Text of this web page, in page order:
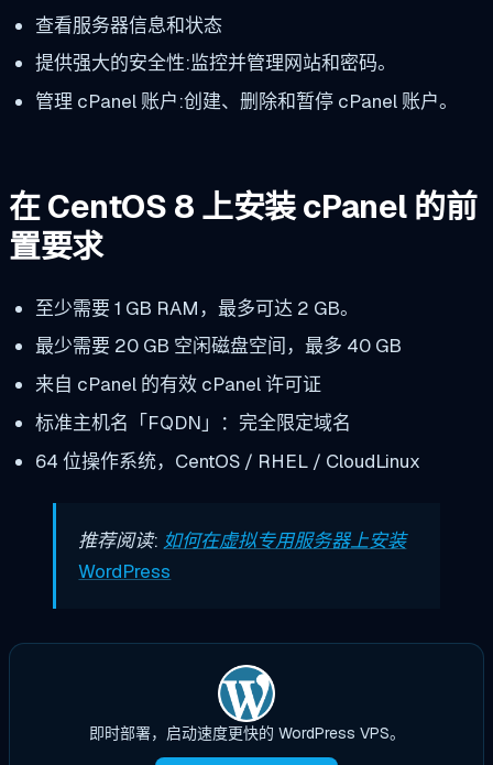
查看服务器信息和状态
提供强大的安全性:监控并管理网站和密码。
管理 cPanel 账户:创建、删除和暂停 cPanel 账户。
在 CentOS 8 上安装 cPanel 的前
置要求
至少需要 1 GB RAM，最多可达 2 GB。
最少需要 20 GB 空闲磁盘空间，最多 40 GB
来自 cPanel 的有效 cPanel 许可证
标准主机名「FQDN」：完全限定域名
64 位操作系统，CentOS / RHEL / CloudLinux
推荐阅读: 如何在虚拟专用服务器上安装
WordPress
即时部署，启动速度更快的 WordPress VPS。